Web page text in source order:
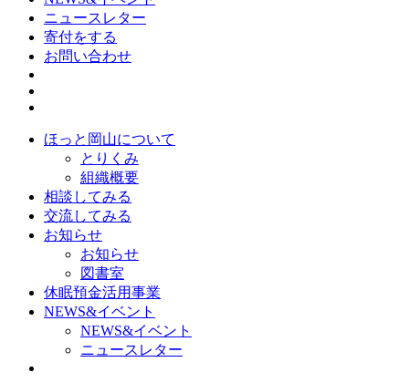
ニュースレター
寄付をする
お問い合わせ
ほっと岡山について
とりくみ
組織概要
相談してみる
交流してみる
お知らせ
お知らせ
図書室
休眠預金活用事業
NEWS&イベント
NEWS&イベント
ニュースレター